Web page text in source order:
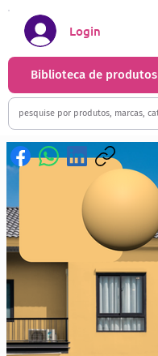
Biblioteca de produtos
Login